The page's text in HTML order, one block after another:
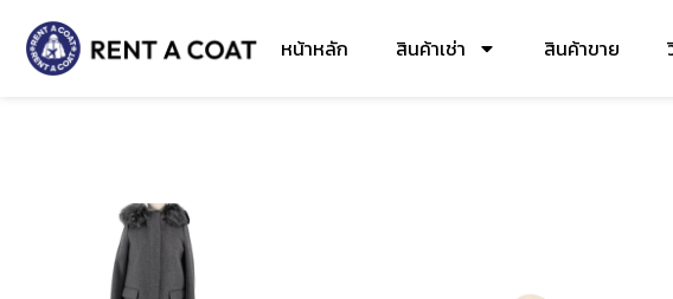
หน้าหลัก สินค้าเช่า สินค้าขาย